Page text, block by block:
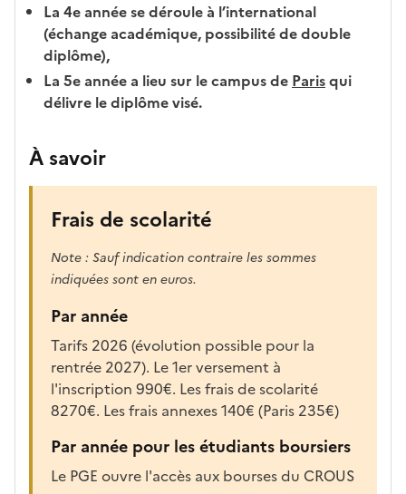
n
t
c
r
,
a
g
e
s
r
a
La 4e année se déroule à l’international
(échange académique, possibilité de double
diplôme),
La 5e année a lieu sur le campus de Parisqui
délivre le diplôme visé.
À savoir
Frais de scolarité
Note : Sauf indication contraire les sommes
indiquées sont en euros.
Par année
Tarifs 2026 (évolution possible pour la
rentrée 2027). Le 1er versement à
l'inscription 990€. Les frais de scolarité
8270€. Les frais annexes 140€ (Paris 235€)
Par année pour les étudiants boursiers
Le PGE ouvre l'accès aux bourses du CROUS